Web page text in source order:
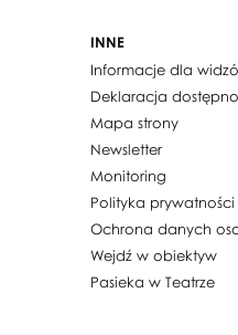
INNE
Informacje dla
Deklaracja
Mapa strony
Newsletter
Monitoring
Polityka
Ochrona danych
Wejdź w obiektyw
Pasieka w Teatrze